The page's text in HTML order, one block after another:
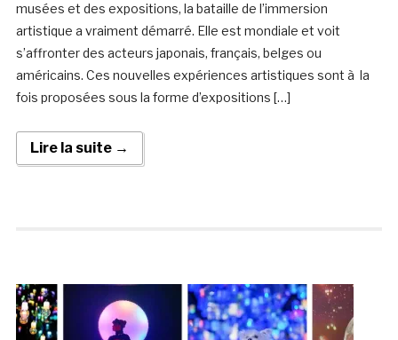
musées et des expositions, la bataille de l’immersion
artistique a vraiment démarré. Elle est mondiale et voit
s’affronter des acteurs japonais, français, belges ou
américains. Ces nouvelles expériences artistiques sont à la
fois proposées sous la forme d’expositions […]
Lire la suite →